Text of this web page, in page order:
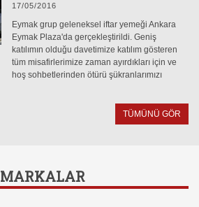
17/05/2016
Eymak grup geleneksel iftar yemeği Ankara
Eymak Plaza'da gerçekleştirildi. Geniş
katılımın olduğu davetimize katılım gösteren
tüm misafirlerimize zaman ayırdıkları için ve
hoş sohbetlerinden ötürü şükranlarımızı
TÜMÜNÜ GÖR
MARKALAR